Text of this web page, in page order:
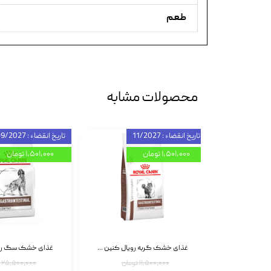
طعم
محصولات مشابه
۲۵,۵۰۰,۰۰۰ تومان
تاریخ انقضاء : 09/2027
۱,۵۰۱,۰۰۰ تومان
غذای خشک گربه رویال کنین Gastrointestinal Fibre Response وزن 2 کیلوگرم | پت استوک
۱۱,۵۰۰,۰۰۰ تومان
تاریخ انقضاء : 11/2027
۱,۵۰۱,۰۰۰ تومان